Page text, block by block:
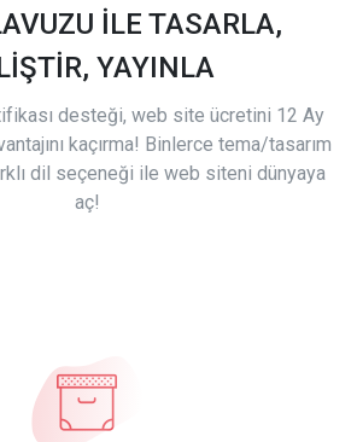
İLE TASARLA,
YAYINLA
desteği, web site ücretini 12 Ay
kaçırma! Binlerce tema/tasarım
dil seçeneği ile web siteni dünyaya
aç!